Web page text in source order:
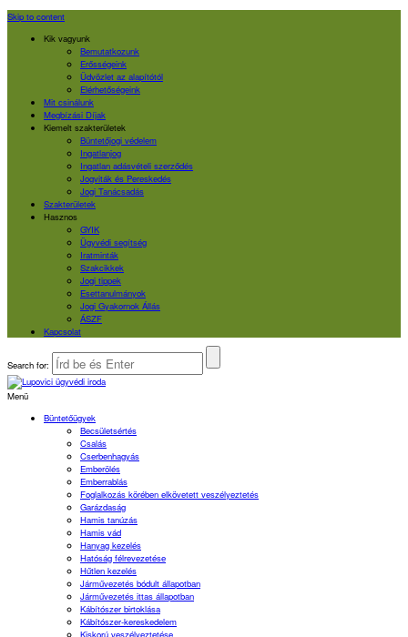
Skip to content
Kik vagyunk
Bemutatkozunk
Erősségeink
Üdvözlet az alapítótól
Elérhetőségeink
Mit csinálunk
Megbízási Díjak
Kiemelt szakterületek
Büntetőjogi védelem
Ingatlanjog
Ingatlan adásvételi szerződés
Jogviták és Pereskedés
Jogi Tanácsadás
Szakterületek
Hasznos
GYIK
Ügyvédi segítség
Iratminták
Szakcikkek
Jogi tippek
Esettanulmányok
Jogi Gyakornok Állás
ÁSZF
Kapcsolat
Search for:
Menü
Büntetőügyek
Becsületsértés
Csalás
Cserbenhagyás
Emberölés
Emberrablás
Foglalkozás körében elkövetett veszélyeztetés
Garázdaság
Hamis tanúzás
Hamis vád
Hanyag kezelés
Hatóság félrevezetése
Hűtlen kezelés
Járművezetés bódult állapotban
Járművezetés ittas állapotban
Kábítószer birtoklása
Kábítószer-kereskedelem
Kiskorú veszélyeztetése